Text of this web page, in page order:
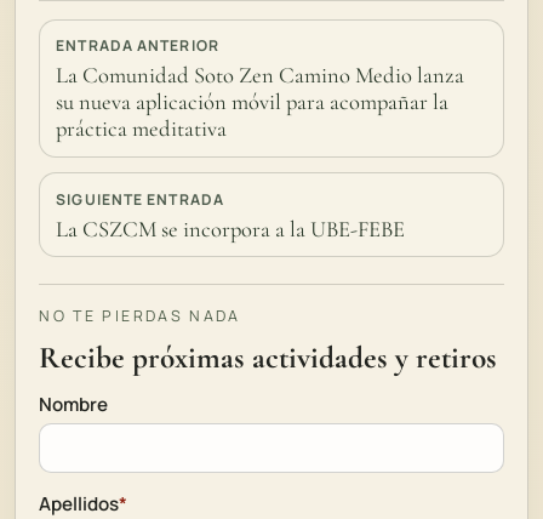
ENTRADA ANTERIOR
La Comunidad Soto Zen Camino Medio lanza
su nueva aplicación móvil para acompañar la
práctica meditativa
SIGUIENTE ENTRADA
La CSZCM se incorpora a la UBE-FEBE
NO TE PIERDAS NADA
Recibe próximas actividades y retiros
Nombre
Apellidos*